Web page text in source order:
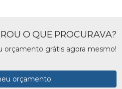
O QUE PROCURAVA?
orçamento grátis agora mesmo!
orçamento